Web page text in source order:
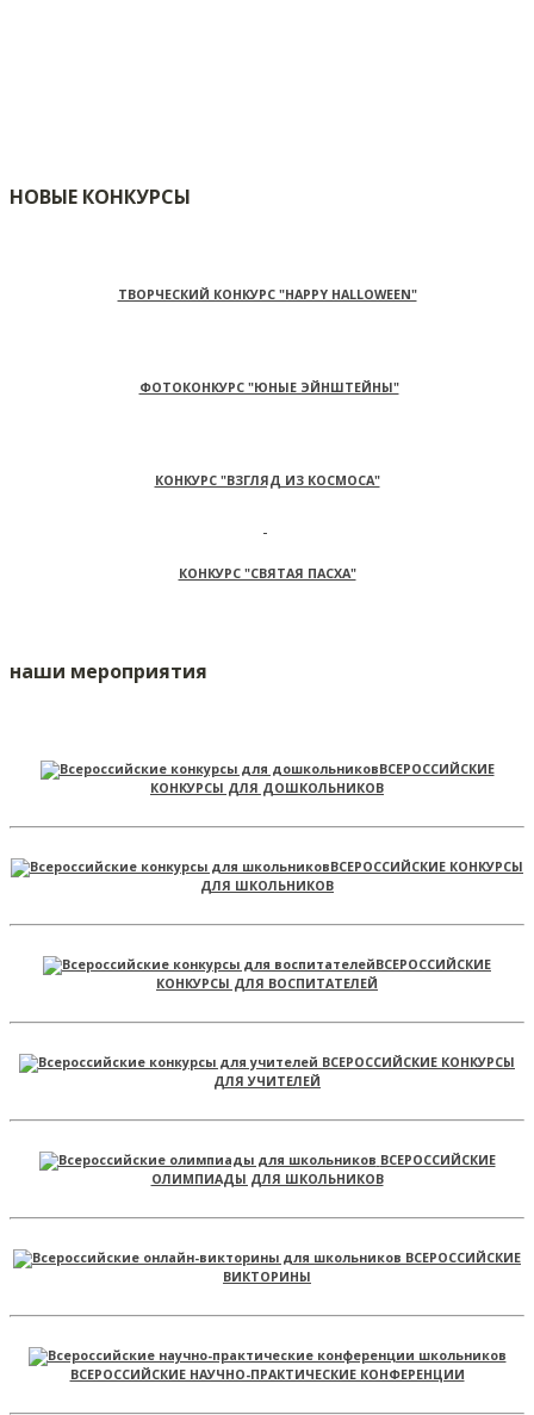
НОВЫЕ КОНКУРСЫ
ТВОРЧЕСКИЙ КОНКУРС "HAPPY HALLOWEEN"
ФОТОКОНКУРС "ЮНЫЕ ЭЙНШТЕЙНЫ"
КОНКУРС "ВЗГЛЯД ИЗ КОСМОСА"
КОНКУРС "СВЯТАЯ ПАСХА"
наши мероприятия
ВСЕРОССИЙСКИЕ
КОНКУРСЫ ДЛЯ ДОШКОЛЬНИКОВ
ВСЕРОССИЙСКИЕ КОНКУРСЫ
ДЛЯ ШКОЛЬНИКОВ
ВСЕРОССИЙСКИЕ
КОНКУРСЫ ДЛЯ ВОСПИТАТЕЛЕЙ
ВСЕРОССИЙСКИЕ КОНКУРСЫ
ДЛЯ УЧИТЕЛЕЙ
ВСЕРОССИЙСКИЕ
ОЛИМПИАДЫ ДЛЯ ШКОЛЬНИКОВ
ВСЕРОССИЙСКИЕ
ВИКТОРИНЫ
ВСЕРОССИЙСКИЕ НАУЧНО-ПРАКТИЧЕСКИЕ КОНФЕРЕНЦИИ